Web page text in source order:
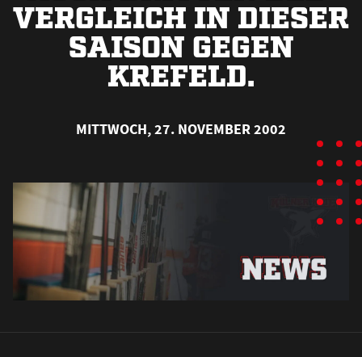
VERGLEICH IN DIESER
SAISON GEGEN
KREFELD.
MITTWOCH, 27. NOVEMBER 2002